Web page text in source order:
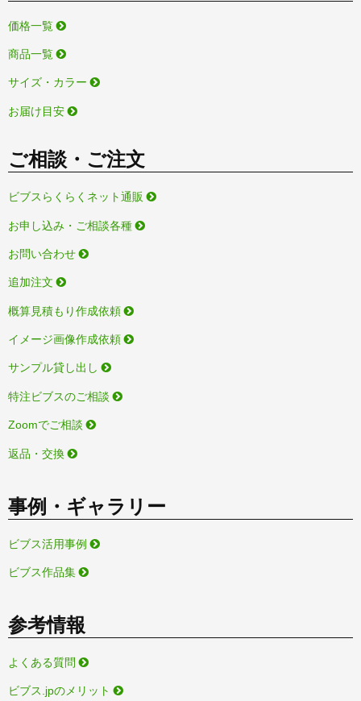
価格一覧
商品一覧
サイズ・カラー
お届け目安
ご相談・ご注文
ビブスらくらくネット通販
お申し込み・ご相談各種
お問い合わせ
追加注文
概算見積もり作成依頼
イメージ画像作成依頼
サンプル貸し出し
特注ビブスのご相談
Zoomでご相談
返品・交換
事例・ギャラリー
ビブス活用事例
ビブス作品集
参考情報
よくある質問
ビブス.jpのメリット